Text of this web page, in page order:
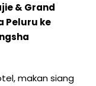
& Grand
Peluru ke
makan siang